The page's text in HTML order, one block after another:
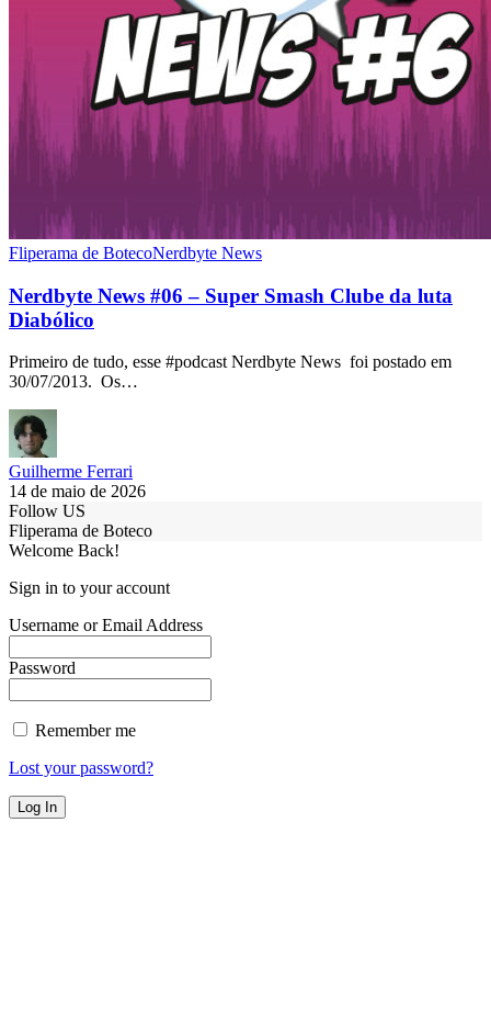
Fliperama de BotecoNerdbyte News
Nerdbyte News #06 – Super Smash Clube da luta
Diabólico
Primeiro de tudo, esse #podcast Nerdbyte News foi postado em
30/07/2013. Os…
Guilherme Ferrari
14 de maio de 2026
Follow US
Fliperama de Boteco
Welcome Back!
Sign in to your account
Username or Email Address
Password
Remember me
Lost your password?